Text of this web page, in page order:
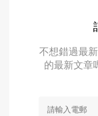
不想錯過最
的最新文章